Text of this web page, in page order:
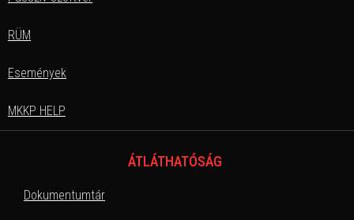
RÜM
Események
MKKP HELP
ÁTLÁTHATÓSÁG
Dokumentumtár